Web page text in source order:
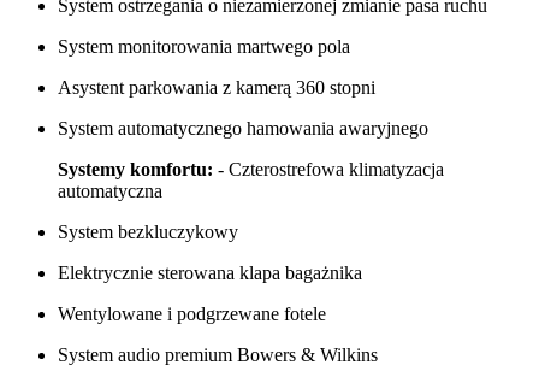
System ostrzegania o niezamierzonej zmianie pasa ruchu
System monitorowania martwego pola
Asystent parkowania z kamerą 360 stopni
System automatycznego hamowania awaryjnego
Systemy komfortu: - Czterostrefowa klimatyzacja
automatyczna
System bezkluczykowy
Elektrycznie sterowana klapa bagażnika
Wentylowane i podgrzewane fotele
System audio premium Bowers & Wilkins